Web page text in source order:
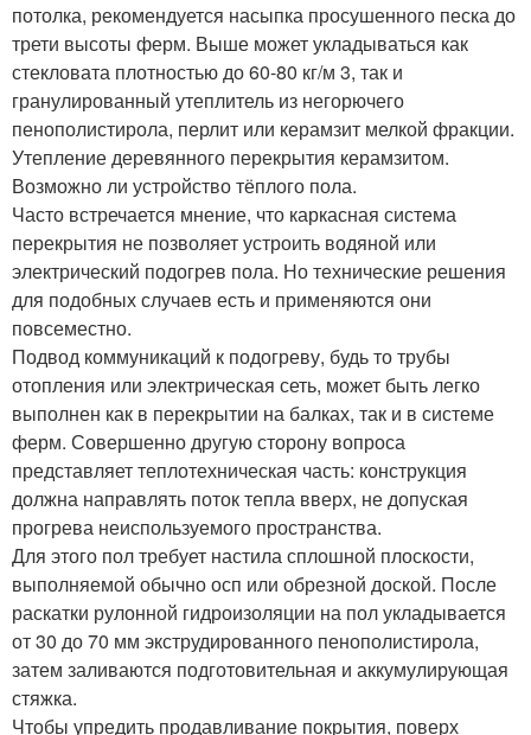
потолка, рекомендуется насыпка просушенного песка до
трети высоты ферм. Выше может укладываться как
стекловата плотностью до 60-80 кг/м 3, так и
гранулированный утеплитель из негорючего
пенополистирола, перлит или керамзит мелкой фракции.
Утепление деревянного перекрытия керамзитом.
Возможно ли устройство тёплого пола.
Часто встречается мнение, что каркасная система
перекрытия не позволяет устроить водяной или
электрический подогрев пола. Но технические решения
для подобных случаев есть и применяются они
повсеместно.
Подвод коммуникаций к подогреву, будь то трубы
отопления или электрическая сеть, может быть легко
выполнен как в перекрытии на балках, так и в системе
ферм. Совершенно другую сторону вопроса
представляет теплотехническая часть: конструкция
должна направлять поток тепла вверх, не допуская
прогрева неиспользуемого пространства.
Для этого пол требует настила сплошной плоскости,
выполняемой обычно осп или обрезной доской. После
раскатки рулонной гидроизоляции на пол укладывается
от 30 до 70 мм экструдированного пенополистирола,
затем заливаются подготовительная и аккумулирующая
стяжка.
Чтобы упредить продавливание покрытия, поверх